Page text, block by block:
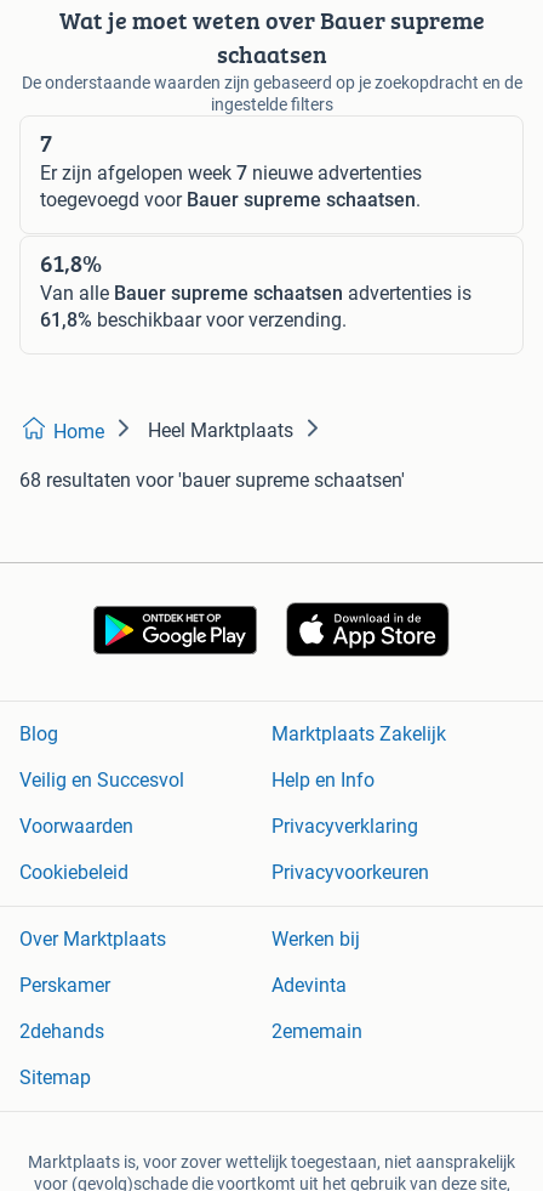
Wat je moet weten over Bauer supreme
schaatsen
De onderstaande waarden zijn gebaseerd op je zoekopdracht en de
ingestelde filters
7
Er zijn afgelopen week 7 nieuwe advertenties
toegevoegd voor Bauer supreme schaatsen.
61,8%
Van alle Bauer supreme schaatsen advertenties is
61,8% beschikbaar voor verzending.
Home Heel Marktplaats
68 resultaten voor 'bauer supreme schaatsen'
Blog
Marktplaats Zakelijk
Veilig en Succesvol
Help en Info
Voorwaarden
Privacyverklaring
Cookiebeleid
Privacyvoorkeuren
Over Marktplaats
Werken bij
Perskamer
Adevinta
2dehands
2ememain
Sitemap
Marktplaats is, voor zover wettelijk toegestaan, niet aansprakelijk
voor (gevolg)schade die voortkomt uit het gebruik van deze site,